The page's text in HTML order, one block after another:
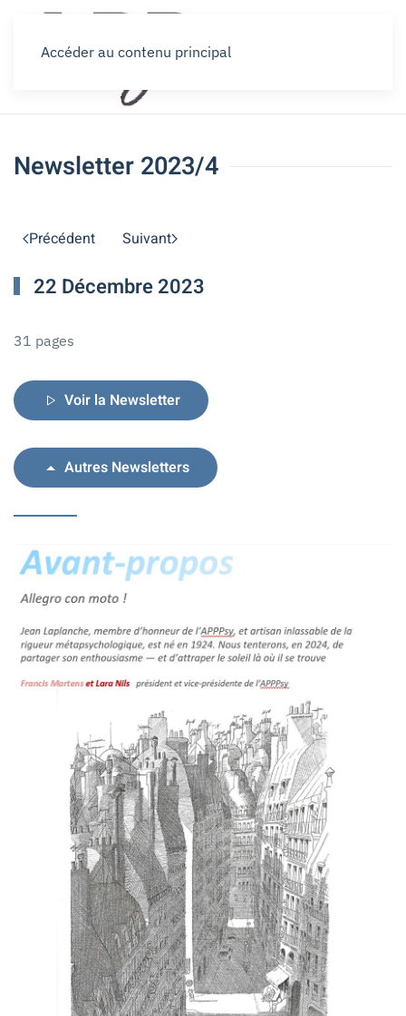
Accéder au contenu principal
Newsletter 2023/4
Précédent Suivant
22 Décembre 2023
31 pages
Voir la Newsletter
Autres Newsletters